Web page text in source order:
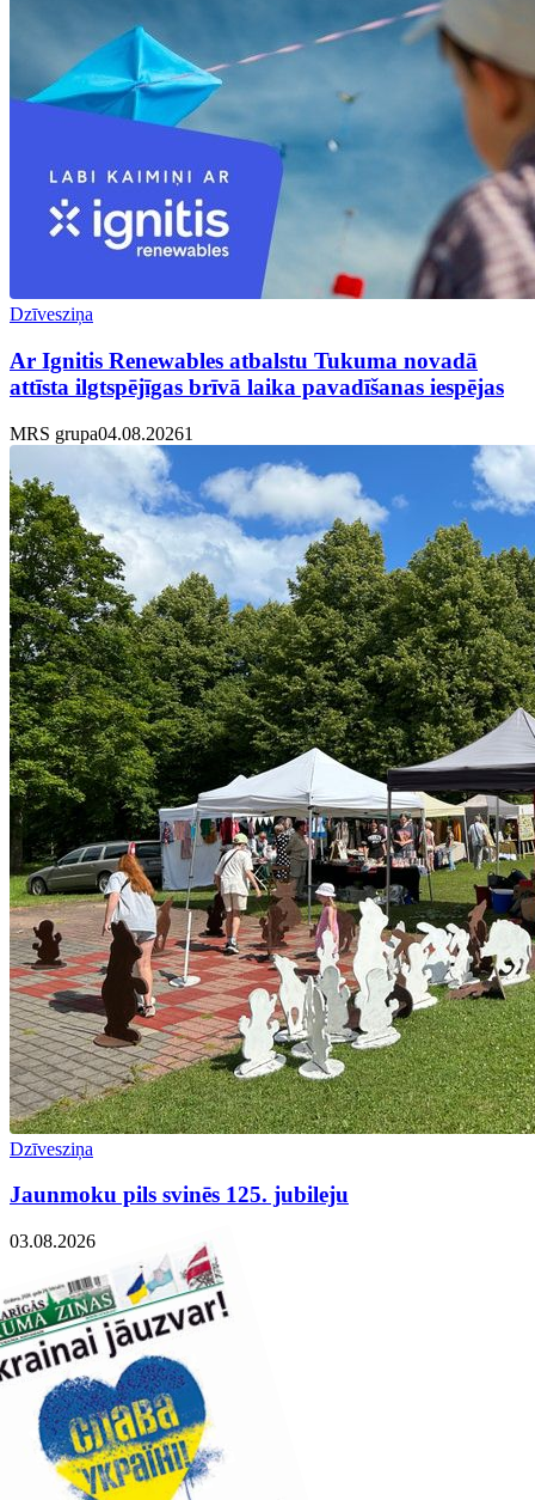
Dzīvesziņa
Ar Ignitis Renewables atbalstu Tukuma novadā
attīsta ilgtspējīgas brīvā laika pavadīšanas iespējas
MRS grupa04.08.20261
Dzīvesziņa
Jaunmoku pils svinēs 125. jubileju
03.08.2026